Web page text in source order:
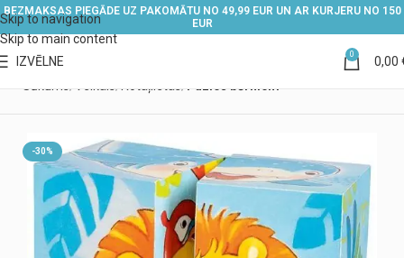
Skip to navigation
Skip to main content
BEZMAKSAS PIEGĀDE UZ PAKOMĀTU NO 49,99 EUR UN AR KURJERU NO 150
EUR
IZVĒLNE 0 0,00
-30%